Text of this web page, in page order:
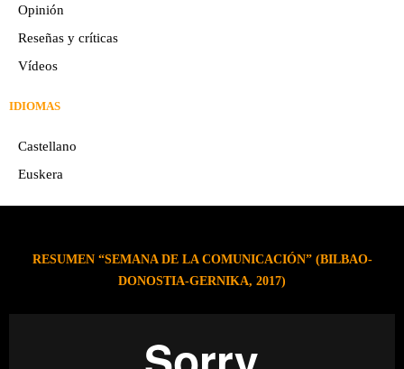
Opinión
Reseñas y críticas
Vídeos
IDIOMAS
Castellano
Euskera
RESUMEN “SEMANA DE LA COMUNICACIÓN” (BILBAO-
DONOSTIA-GERNIKA, 2017)